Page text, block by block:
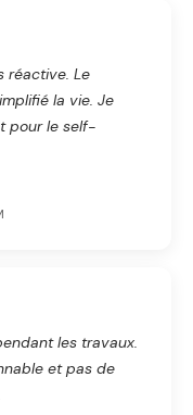
réactive. Le
la vie. Je
pour le self-
les travaux.
et pas de